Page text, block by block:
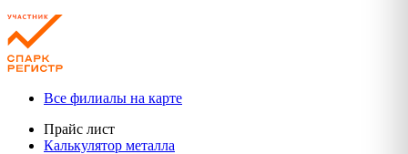
Все филиалы на карте
Прайс лист
Калькулятор металла